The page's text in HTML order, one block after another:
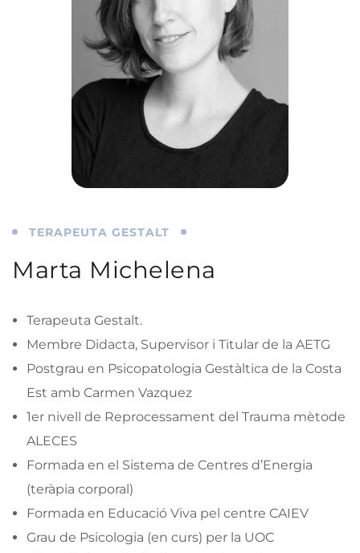
TERAPEUTA GESTALT
Marta Michelena
Terapeuta Gestalt.
Membre Didacta, Supervisor i Titular de la AETG
Postgrau en Psicopatologia Gestàltica de la Costa
Est amb Carmen Vazquez
1er nivell de Reprocessament del Trauma mètode
ALECES
Formada en el Sistema de Centres d’Energia
(teràpia corporal)
Formada en Educació Viva pel centre CAIEV
Grau de Psicologia (en curs) per la UOC